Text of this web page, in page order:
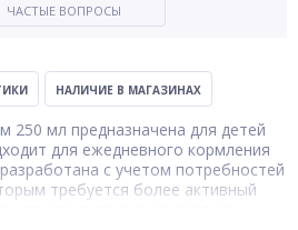
ЧАСТЫЕ ВОПРОСЫ
НАЛИЧИЕ В МАГАЗИНАХ
250 мл предназначена для детей
для ежедневного кормления
с учетом потребностей
требуется более активный